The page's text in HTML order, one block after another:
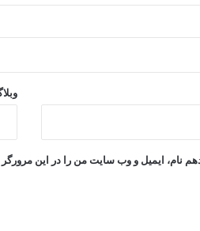
نام، ایمیل و وب سایت من را در این مرورگر